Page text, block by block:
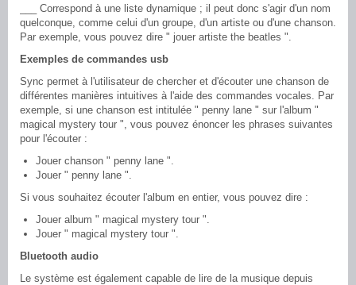
___ Correspond à une liste dynamique ; il peut donc s'agir d'un nom
quelconque, comme celui d'un groupe, d'un artiste ou d'une chanson.
Par exemple, vous pouvez dire " jouer artiste the beatles ".
Exemples de commandes usb
Sync permet à l'utilisateur de chercher et d'écouter une chanson de
différentes manières intuitives à l'aide des commandes vocales. Par
exemple, si une chanson est intitulée " penny lane " sur l'album "
magical mystery tour ", vous pouvez énoncer les phrases suivantes
pour l'écouter :
Jouer chanson " penny lane ".
Jouer " penny lane ".
Si vous souhaitez écouter l'album en entier, vous pouvez dire :
Jouer album " magical mystery tour ".
Jouer " magical mystery tour ".
Bluetooth audio
Le système est également capable de lire de la musique depuis